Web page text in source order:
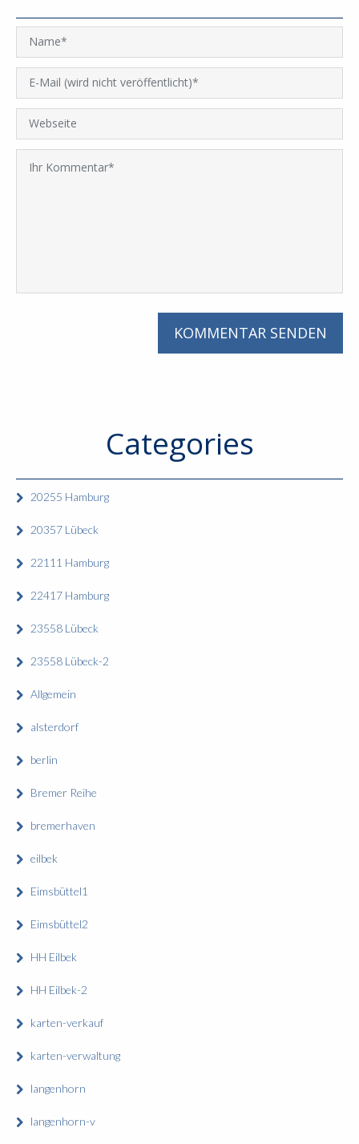
Categories
20255 Hamburg
20357 Lübeck
22111 Hamburg
22417 Hamburg
23558 Lübeck
23558 Lübeck-2
Allgemein
alsterdorf
berlin
Bremer Reihe
bremerhaven
eilbek
Eimsbüttel1
Eimsbüttel2
HH Eilbek
HH Eilbek-2
karten-verkauf
karten-verwaltung
langenhorn
langenhorn-v